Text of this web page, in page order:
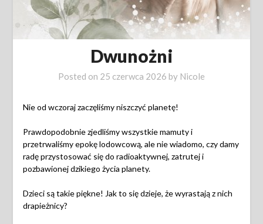
Dwunożni
Posted on 25 czerwca 2026 by Nicole
Nie od wczoraj zaczęliśmy niszczyć planetę!
Prawdopodobnie zjedliśmy wszystkie mamuty i
przetrwaliśmy epokę lodowcową, ale nie wiadomo, czy damy
radę przystosować się do radioaktywnej, zatrutej i
pozbawionej dzikiego życia planety.
Dzieci są takie piękne! Jak to się dzieje, że wyrastają z nich
drapieżnicy?